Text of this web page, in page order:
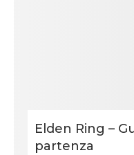
Elden Ring –
partenza